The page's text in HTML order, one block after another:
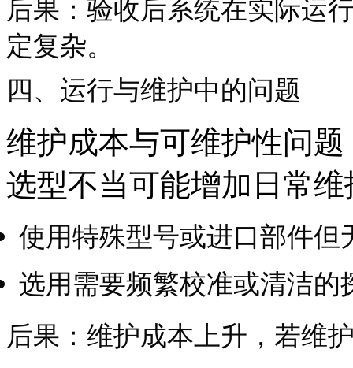
后果：验收后系统在实际运
定复杂。
四、运行与维护中的问题
维护成本与可维护性问题
选型不当可能增加日常
使用特殊型号或进口部件
选用需要频繁校准或清洁
后果：维护成本上升，若维